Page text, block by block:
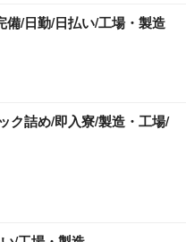
備/日勤/日払い/工場・製造
ク詰め/即入寮/製造・工場/